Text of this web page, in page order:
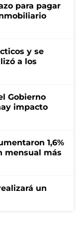
para pagar
y se
a los
Gobierno
impacto
1,6%
mensual más
un